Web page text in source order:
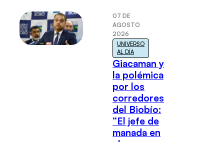
07 DE
AGOSTO
2026
UNIVERSO
AL DÍA
Giacaman y
la polémica
por los
corredores
del Biobío:
“El jefe de
manada en